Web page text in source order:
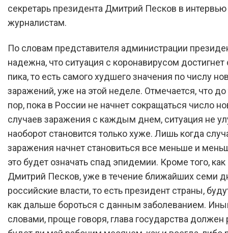
секретарь президента Дмитрий Песков в интервью
журналистам.
По словам представителя администрации
надежна, что ситуация с коронавирусом достигнет
пика, то есть самого худшего значения по числу
заражений, уже на этой неделе. Отмечается, что
пор, пока в России не начнет сокращаться число
случаев заражения с каждым днем, ситуация не
наоборот становится только хуже. Лишь когда
заражения начнет становиться все меньше и
это будет означать спад эпидемии. Кроме того,
Дмитрий Песков, уже в течение ближайших семи
российские власти, то есть президент страны,
как дальше бороться с данным заболеванием.
словами, проще говоря, глава государства должен